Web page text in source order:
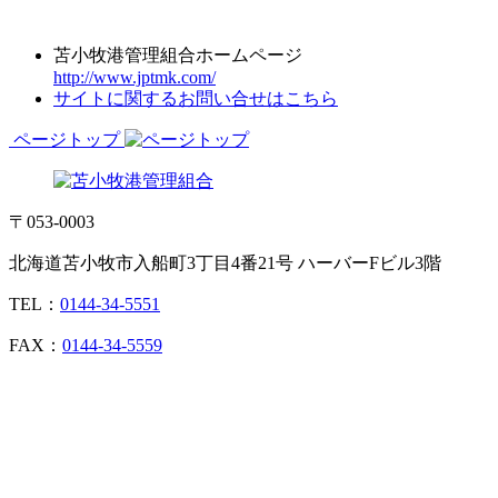
苫小牧港管理組合ホームページ
http://www.jptmk.com/
サイトに関するお問い合せはこちら
ページトップ
〒053-0003
北海道苫小牧市入船町3丁目4番21号 ハーバーFビル3階
TEL： 0144-34-5551
FAX： 0144-34-5559